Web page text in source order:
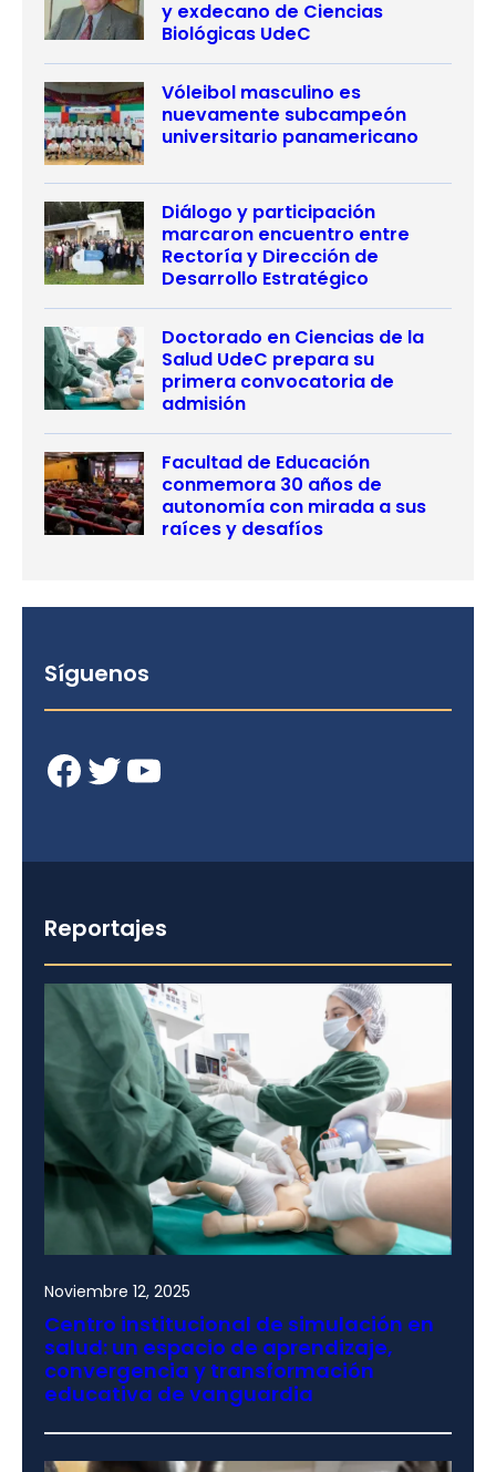
y exdecano de Ciencias
Biológicas UdeC
Vóleibol masculino es
nuevamente subcampeón
universitario panamericano
Diálogo y participación
marcaron encuentro entre
Rectoría y Dirección de
Desarrollo Estratégico
Doctorado en Ciencias de la
Salud UdeC prepara su
primera convocatoria de
admisión
Facultad de Educación
conmemora 30 años de
autonomía con mirada a sus
raíces y desafíos
Síguenos
Facebook Twitter YouTube
Reportajes
Noviembre 12, 2025
Centro institucional de simulación en
salud: un espacio de aprendizaje,
convergencia y transformación
educativa de vanguardia